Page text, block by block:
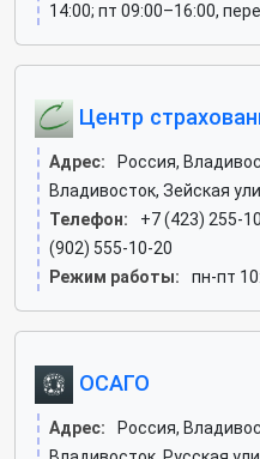
14:00; пт 09:00–16:00,
Центр
Адрес:
Россия,
Владивосток, Зейская
Телефон:
+7 (423) 255-
(902) 555-10-20
Режим работы:
пн-пт
ОСАГО
Адрес:
Россия,